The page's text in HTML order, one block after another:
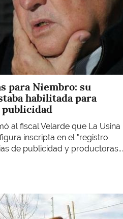
para Niembro: su
habilitada para
al fiscal Velarde que La Usina
inscripta en el "registro
de publicidad y productoras...